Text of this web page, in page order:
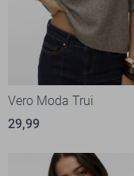
Vero Moda Trui
29,99